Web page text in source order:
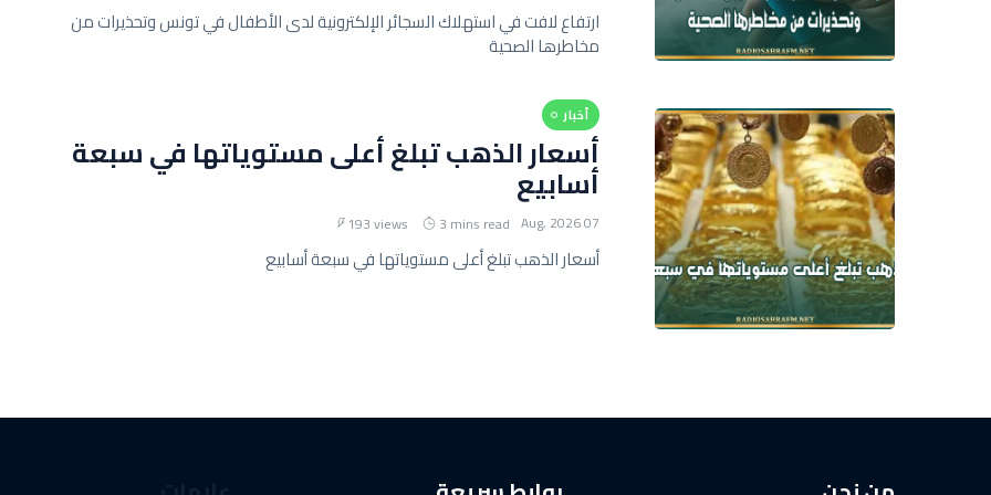
ارتفاع لافت في استهلاك السجائر الإلكترونية لدى الأطفال في تونس وتحذيرات من
مخاطرها الصحية
أخبار
أسعار الذهب تبلغ أعلى مستوياتها في سبعة
أسابيع
07 Aug, 2026
3 mins read
193 views
أسعار الذهب تبلغ أعلى مستوياتها في سبعة أسابيع